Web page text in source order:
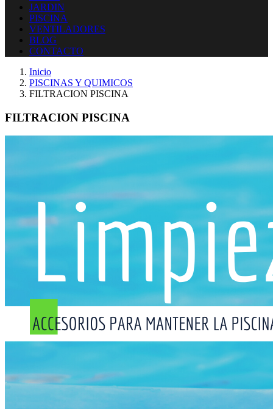
JARDIN
PISCINA
VENTILADORES
BLOG
CONTACTO
Inicio
PISCINAS Y QUIMICOS
FILTRACION PISCINA
FILTRACION PISCINA